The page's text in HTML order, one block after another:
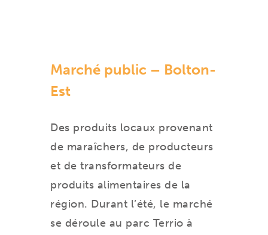
Marché public – Bolton-
Est
Des produits locaux provenant
de maraîchers, de producteurs
et de transformateurs de
produits alimentaires de la
région. Durant l’été, le marché
se déroule au parc Terrio à